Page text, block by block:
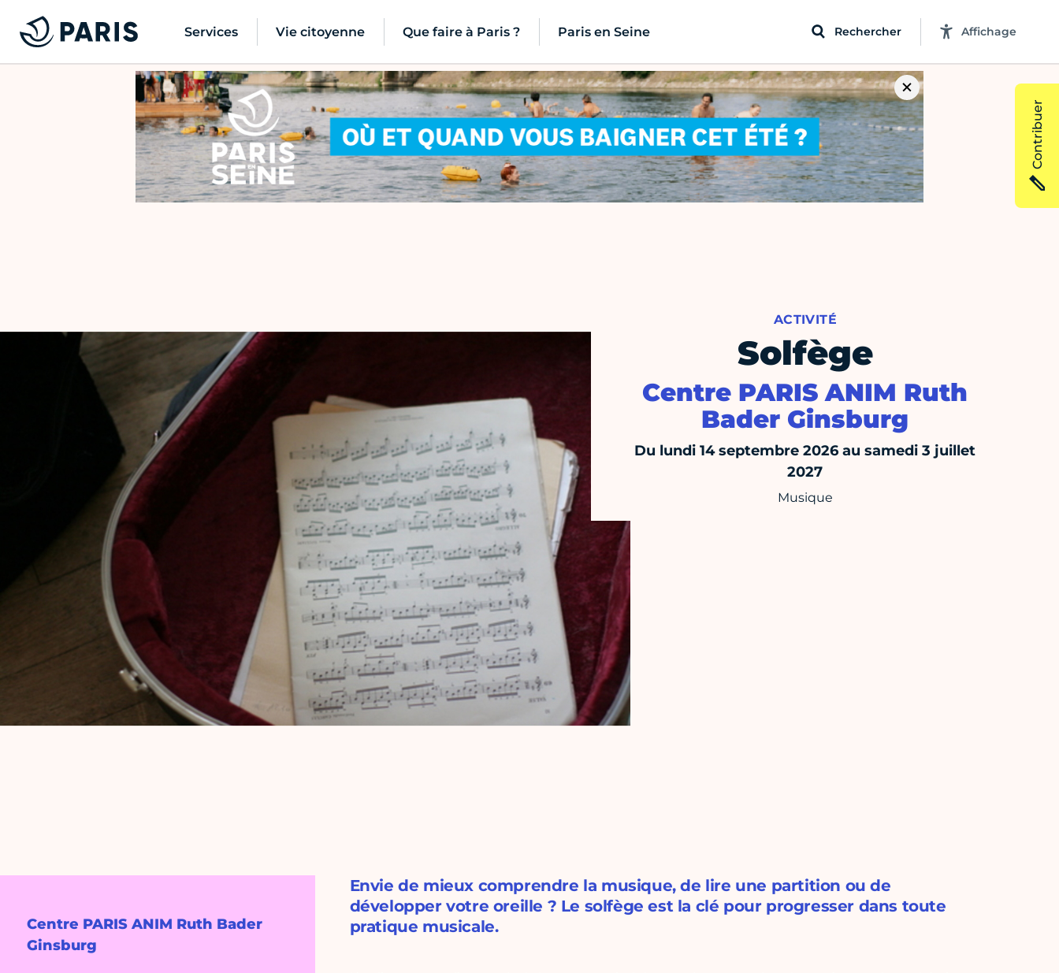
Services Vie citoyenne Que faire à Paris ? Paris en Seine Rechercher Affichage
ACTIVITÉ
Solfège
Centre PARIS ANIM Ruth
Bader Ginsburg
Du lundi 14 septembre 2026 au samedi 3 juillet
2027
Musique
Centre PARIS ANIM Ruth Bader
Ginsburg
Envie de mieux comprendre la musique, de lire une partition ou de
développer votre oreille ? Le solfège est la clé pour progresser dans toute
pratique musicale.
Contribuer